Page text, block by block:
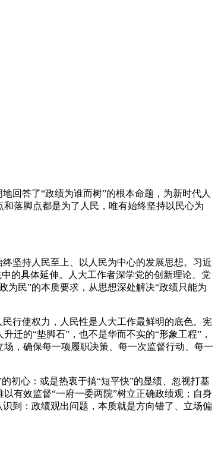
地回答了“政绩为谁而树”的根本命题 ， 为新时代人
和落脚点都是为了人民 ， 唯有始终坚持以民心为
终坚持人民至上、以人民为中心的发展思想。 习近
的具体延伸。
人大工作者深学党的创新理论、党
为民”的本质要求 ， 从思想深处解决“政绩只能为
行使权力 ， 人民性是人大工作最鲜明的底色。 宪
迁的“垫脚石” ， 也不是华而不实的“形象工程” ，
场 ， 确保每一项履职决策、每一次监督行动、每一
初心：或是热衷于搞“短平快”的显绩、忽视打基
以有效监督“一府一委两院”树立正确政绩观 ； 自身
识到：政绩观出问题 ， 本质就是方向错了、立场偏